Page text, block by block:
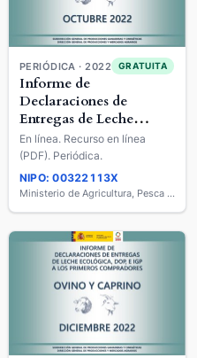
PERIÓDICA · 2022 GRATUITA
Informe de
Declaraciones de
Entregas de Leche
Ecológica, DOP E IGP a
los Primeros
Compradores : Ovino y
Caprino
En línea. Recurso en línea
(PDF). Periódica.
NIPO: 00322113X
Ministerio de Agricultura, Pesca y Alimentación